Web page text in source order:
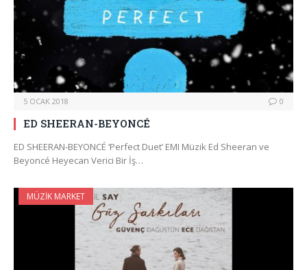
5 OCAK 2018 0
ED SHEERAN-BEYONCÉ
ED SHEERAN-BEYONCÉ ‘Perfect Duet’ EMI Müzik Ed Sheeran ve
Beyoncé Heyecan Verici Bir İş…
MÜZIK MARKET